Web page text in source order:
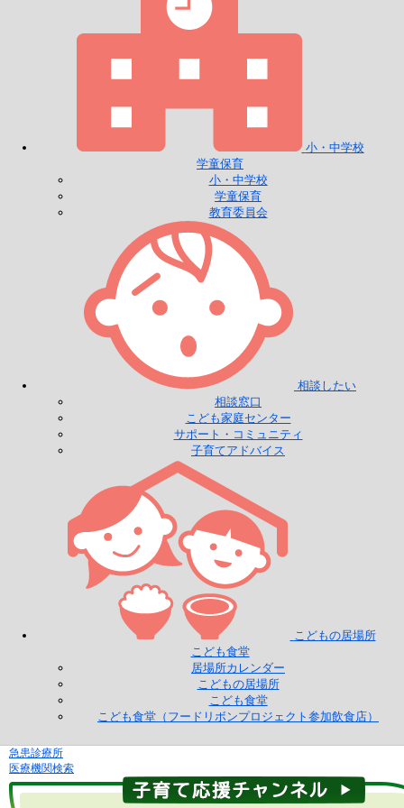
小・中学校
学童保育
小・中学校
学童保育
教育委員会
相談したい
相談窓口
こども家庭センター
サポート・コミュニティ
子育てアドバイス
こどもの居場所
こども食堂
居場所カレンダー
こどもの居場所
こども食堂
こども食堂（フードリボンプロジェクト参加飲食店）
急患診療所
医療機関検索